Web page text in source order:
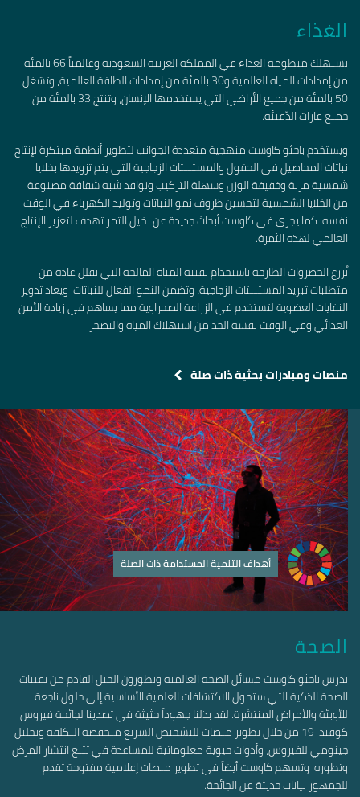
الغذاء
تستهلك منظومة الغذاء في المملكة العربية السعودية وعالمياً 66 بالمئة
من إمدادات المياه العالمية و30 بالمئة من إمدادات الطاقة العالمية، وتشغل
50 بالمئة من جميع الأراضي التي يستخدمها الإنسان، وتنتج 33 بالمئة من
جميع غازات الدّفيئة.
ويستخدم باحثو كاوست منهجية متعددة الجوانب لتطوير أنظمة مبتكرة لإنتاج
نباتات المحاصيل في الحقول والمستنبتات الزجاجية التي يتم تزويدها بخلايا
شمسية مرنة وخفيفة الوزن وسهلة التركيب ونوافذ شبه شفافة مصنوعة
من الخلايا الشمسية لتحسين ظروف نمو النباتات وتوليد الكهرباء في الوقت
نفسه. كما يجري في كاوست أبحاث جديدة عن نخيل التمر تهدف لتعزيز الإنتاج
العالمي لهذه الثمرة.
تُزرع الخضروات الطازجة باستخدام تقنية المياه المالحة التي تقلل عادة من
متطلبات تبريد المستنبتات الزجاجية، وتضمن النمو الفعال للنباتات. ويعاد تدوير
النفايات العضوية لتستخدم في الزراعة الصحراوية مما يساهم في زيادة الأمن
الغذائي وفي الوقت نفسه الحد من استهلاك المياه والتصحر.
منصات ومبادرات بحثية ذات صلة
أهداف التنمية المستدامة ذات الصلة
الصحة
يدرس باحثو كاوست مسائل الصحة العالمية ويطورون الجيل القادم من تقنيات
الصحة الذكية التي ستحول الاكتشافات العلمية الأساسية إلى حلول ناجعة
للأوبئة والأمراض المنتشرة. لقد بذلنا جهوداً حثيثة في تصدينا لجائحة فيروس
كوفيد-19 من خلال تطوير منصات للتشخيص السريع منخفضة التكلفة وتحليل
جينومي للفيروس، وأدوات حيوية معلوماتية للمساعدة في تتبع انتشار المرض
وتطوره. وتسهم كاوست أيضاً في تطوير منصات إعلامية مفتوحة تقدم
للجمهور بيانات حديثة عن الجائحة.